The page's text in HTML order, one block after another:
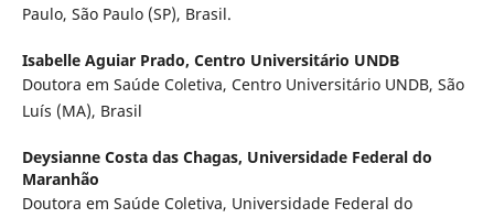
Paulo, São Paulo (SP), Brasil.
Isabelle Aguiar Prado, Centro Universitário UNDB
Doutora em Saúde Coletiva, Centro Universitário UNDB, São
Luís (MA), Brasil
Deysianne Costa das Chagas, Universidade Federal do
Maranhão
Doutora em Saúde Coletiva, Universidade Federal do